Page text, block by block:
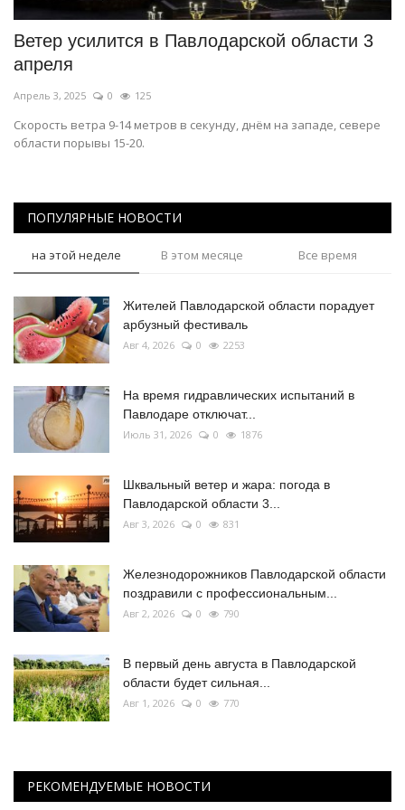
Ветер усилится в Павлодарской области 3
апреля
Апрель 3, 2025 0 125
Скорость ветра 9-14 метров в секунду, днём на западе, севере
области порывы 15-20.
ПОПУЛЯРНЫЕ НОВОСТИ
на этой неделе В этом месяце Все время
Жителей Павлодарской области порадует
арбузный фестиваль
Авг 4, 2026 0 2253
На время гидравлических испытаний в
Павлодаре отключат...
Июль 31, 2026 0 1876
Шквальный ветер и жара: погода в
Павлодарской области 3...
Авг 3, 2026 0 831
Железнодорожников Павлодарской области
поздравили с профессиональным...
Авг 2, 2026 0 790
В первый день августа в Павлодарской
области будет сильная...
Авг 1, 2026 0 770
РЕКОМЕНДУЕМЫЕ НОВОСТИ